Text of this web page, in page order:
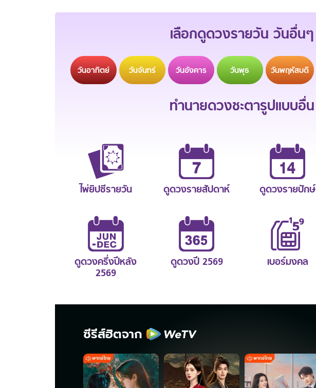
เลือกดูดวงรายวัน วันอื่นๆ
วันอาทิตย์ วันจันทร์ วันอังคาร วันพุธ วันพฤหัสบดี
ทำนายดวงชะตารูปแบบอื่น
ไพ่ยิปซีรายวัน ดูดวงรายสัปดาห์ ดูดวงรายปักษ์
ดูดวงครึ่งปีหลัง
2569
ดูดวงปี 2569 เบอร์มงคล
ซีรีส์ฮิตจาก